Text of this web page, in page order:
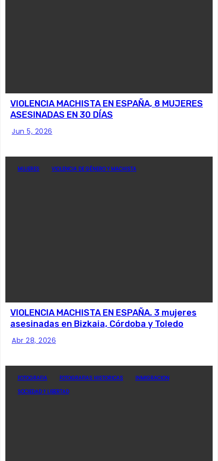
VIOLENCIA MACHISTA EN ESPAÑA, 8 MUJERES
ASESINADAS EN 30 DÍAS
Jun 5, 2026
MUJERES VIOLENCIA DE GÉNERO Y MACHISTA
VIOLENCIA MACHISTA EN ESPAÑA. 3 mujeres
asesinadas en Bizkaia, Córdoba y Toledo
Abr 28, 2026
FOTOGRAFIA FOTOGRAFIAS HISTORICAS
INMIGRACION
SOCIEDAD Y LIBERTAD